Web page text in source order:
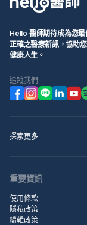
Hello 醫師期待成為您
正確之醫療新訊，協助
健康人生。
追蹤我們
探索更多
重要資訊
使用條款
隱私政策
編輯政策